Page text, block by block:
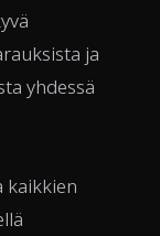
ja
yhdessä
kaikkien